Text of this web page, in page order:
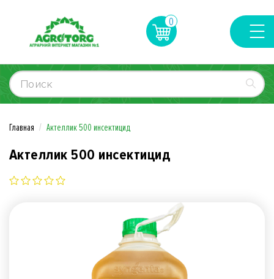
0
Главная Актеллик 500 инсектицид
Актеллик 500 инсектицид